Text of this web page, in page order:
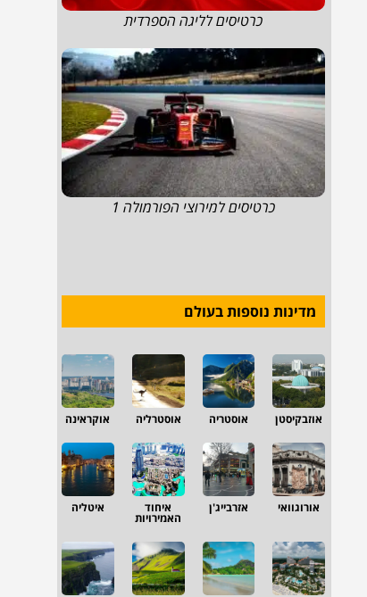
כרטיסים לליגה הספרדית
כרטיסים למירוצי הפורמולה 1
מדינות נוספות בעולם
אוזבקיסטן אוסטריה אוסטרליה אוקראינה
אורוגוואי אזרבייג'ן איחוד
האמירויות
איטליה